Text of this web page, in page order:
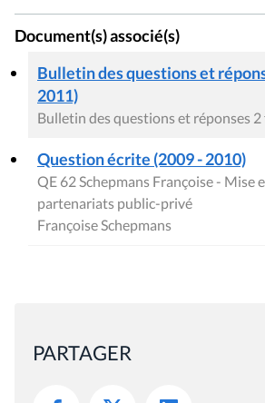
Document(s) associé(s)
Bulletin des questions et
2011)
Bulletin des questions et réponses
Question écrite (2009 - 2010)
QE 62 Schepmans Françoise - Mise
partenariats public-privé
Françoise Schepmans
PARTAGER